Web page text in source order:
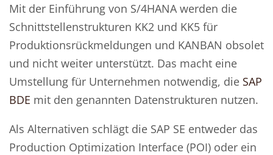
Mit der Einführung von S/4HANA werden die
Schnittstellenstrukturen KK2 und KK5 für
Produktionsrückmeldungen und KANBAN obsolet
und nicht weiter unterstützt. Das macht eine
Umstellung für Unternehmen notwendig, die SAP
BDE mit den genannten Datenstrukturen nutzen.
Als Alternativen schlägt die SAP SE entweder das
Production Optimization Interface (POI) oder ein